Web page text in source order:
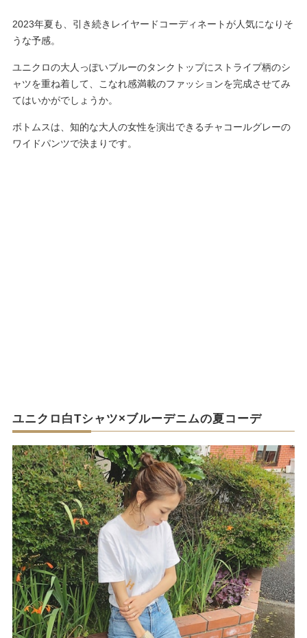
2023年夏も、引き続きレイヤードコーディネートが人気になりそ
うな予感。
ユニクロの大人っぽいブルーのタンクトップにストライプ柄のシ
ャツを重ね着して、こなれ感満載のファッションを完成させてみ
てはいかがでしょうか。
ボトムスは、知的な大人の女性を演出できるチャコールグレーの
ワイドパンツで決まりです。
ユニクロ白Tシャツ×ブルーデニムの夏コーデ